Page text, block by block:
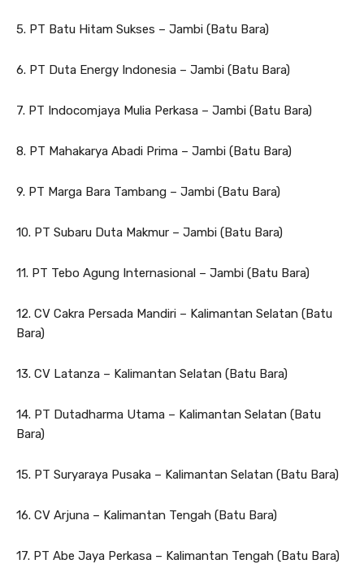
5. PT Batu Hitam Sukses – Jambi (Batu Bara)
6. PT Duta Energy Indonesia – Jambi (Batu Bara)
7. PT Indocomjaya Mulia Perkasa – Jambi (Batu Bara)
8. PT Mahakarya Abadi Prima – Jambi (Batu Bara)
9. PT Marga Bara Tambang – Jambi (Batu Bara)
10. PT Subaru Duta Makmur – Jambi (Batu Bara)
11. PT Tebo Agung Internasional – Jambi (Batu Bara)
12. CV Cakra Persada Mandiri – Kalimantan Selatan (Batu
Bara)
13. CV Latanza – Kalimantan Selatan (Batu Bara)
14. PT Dutadharma Utama – Kalimantan Selatan (Batu
Bara)
15. PT Suryaraya Pusaka – Kalimantan Selatan (Batu Bara)
16. CV Arjuna – Kalimantan Tengah (Batu Bara)
17. PT Abe Jaya Perkasa – Kalimantan Tengah (Batu Bara)